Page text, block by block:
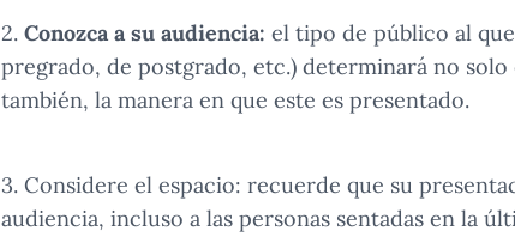
2. Conozca a su audiencia: el tipo de público al
pregrado, de postgrado, etc.) determinará no
también, la manera en que este es presentado.
3. Considere el espacio: recuerde que su
audiencia, incluso a las personas sentadas en la